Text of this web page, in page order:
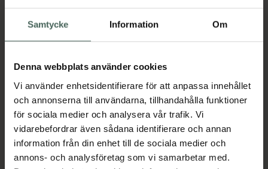
Samtycke Information Om
Denna webbplats använder cookies
Vi använder enhetsidentifierare för att anpassa innehållet
och annonserna till användarna, tillhandahålla funktioner
för sociala medier och analysera vår trafik. Vi
vidarebefordrar även sådana identifierare och annan
information från din enhet till de sociala medier och
annons- och analysföretag som vi samarbetar med.
Extra fuktgivande och
mjukgörande schampo 250
Kampanjpris online
Tidigare pris:139 kr
Köp båda för:222,40 kr
Köp båda